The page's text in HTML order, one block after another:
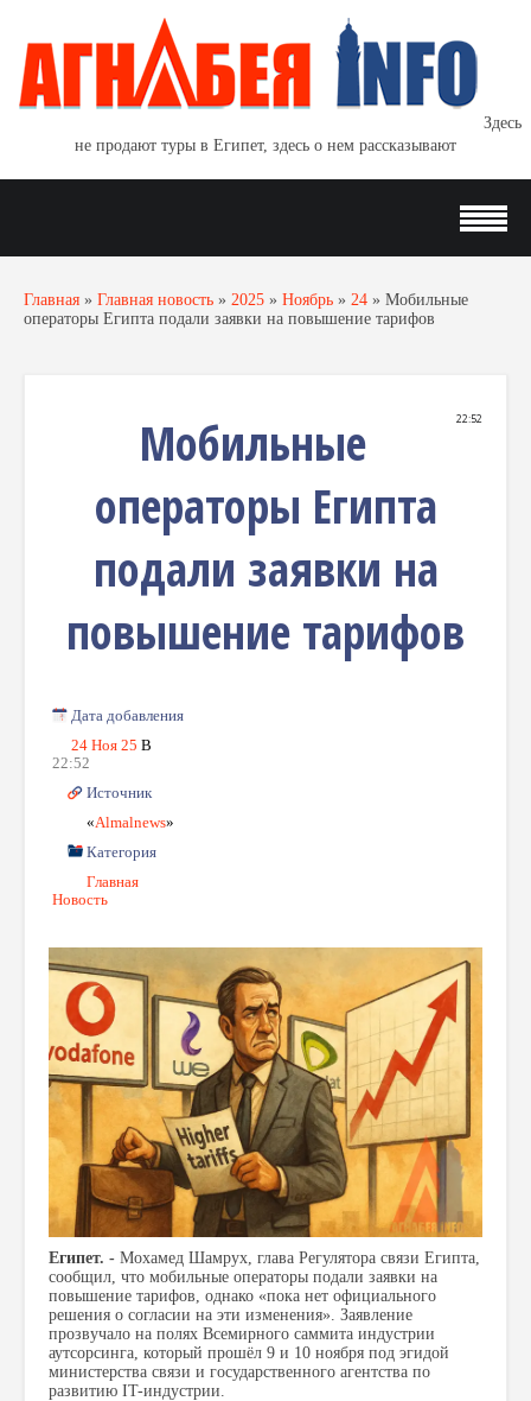
Здесь
не продают туры в Египет, здесь о нем рассказывают
Главная » Главная новость » 2025 » Ноябрь » 24 » Мобильные
операторы Египта подали заявки на повышение тарифов
22:52
Мобильные
операторы Египта
подали заявки на
повышение тарифов
Дата добавления
24 Ноя 25 В
22:52
Источник
«Almalnews»
Категория
Главная
Новость
Египет. - Мохамед Шамрух, глава Регулятора связи Египта,
сообщил, что мобильные операторы подали заявки на
повышение тарифов, однако «пока нет официального
решения о согласии на эти изменения». Заявление
прозвучало на полях Всемирного саммита индустрии
аутсорсинга, который прошёл 9 и 10 ноября под эгидой
министерства связи и государственного агентства по
развитию IT-индустрии.